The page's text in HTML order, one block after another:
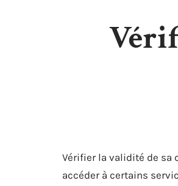
Vérifier la validité de sa
accéder à certains